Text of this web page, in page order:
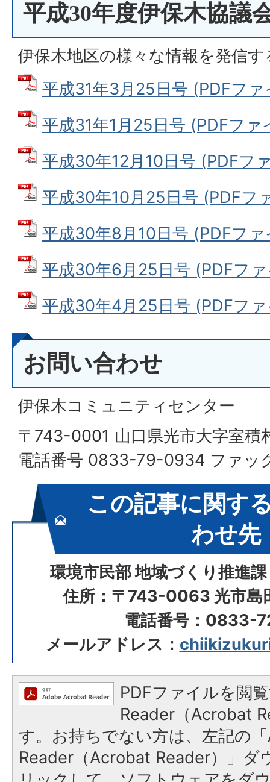
平成30年度伊保木協議
伊保木地区の様々な情報を発信
平成31年3月25日号 (PDFフ
平成31年1月25日号 (PDFフ
平成30年12月10日号 (PDFフ
平成30年10月25日号 (PDFフ
平成30年8月10日号 (PDFフ
平成30年6月25日号 (PDFフ
平成30年4月25日号 (PDFフ
お問い合わせ
伊保木コミュニティセンター
〒743-0001 山口県光市大字室積
電話番号 0833-79-0934 ファ
この記事に関す
わせ先
環境市民部 地域づくり推進
住所：〒743-0063 光市島
電話番号：0833-
メールアドレス：
PDFファイルを閲
Reader（Acrobat
す。お持ちでない方は、左記の
Reader（Acrobat Reader）」ダ